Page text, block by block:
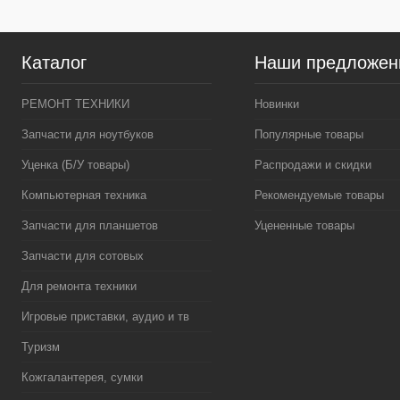
Каталог
РЕМОНТ ТЕХНИКИ
Запчасти для ноутбуков
Уценка (Б/У товары)
Компьютерная техника
Запчасти для планшетов
Запчасти для сотовых
Для ремонта техники
Игровые приставки, аудио и тв
Туризм
Кожгалантерея, сумки
Наши
Новинки
Популярные товары
Распродажи и скидки
Рекомендуемые товары
Уцененные товары